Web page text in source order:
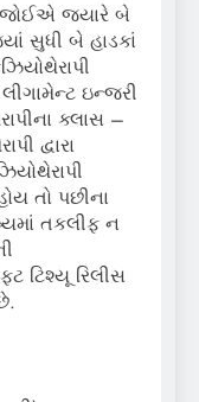
જ્યારે બે
સુધી બે હાડકાં
ઇન્જરી
ક્લાસ –
દ્વારા
તો પછીના
તકલીફ ન
ટિશ્યૂ રિલીસ